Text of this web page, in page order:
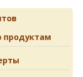
продуктам